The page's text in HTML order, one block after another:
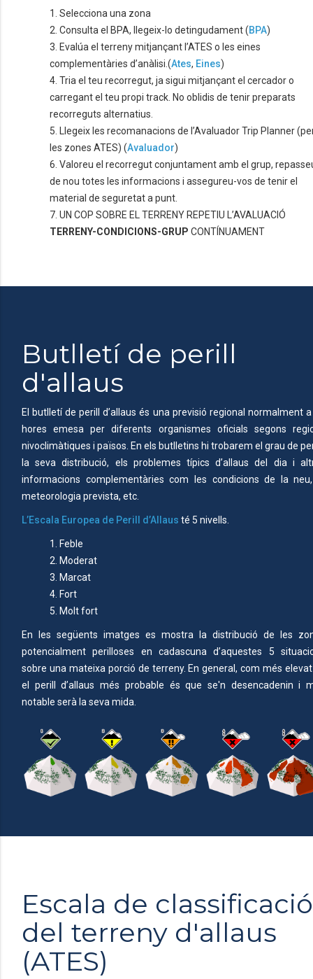
1. Selecciona una zona
2. Consulta el BPA, llegeix-lo detingudament (BPA)
3. Evalúa el terreny mitjançant l’ATES o les eines
complementàries d’anàlisi.(Ates, Eines)
4. Tria el teu recorregut, ja sigui mitjançant el cercador o
carregant el teu propi track. No oblidis de tenir preparats
recorreguts alternatius.
5. Llegeix les recomanacions de l’Avaluador Trip Planner
les zones ATES) (Avaluador)
6. Valoreu el recorregut conjuntament amb el grup,
de nou totes les informacions i assegureu-vos de tenir el
material de seguretat a punt.
7. UN COP SOBRE EL TERRENY REPETIU L’AVALUACIÓ
TERRENY-CONDICIONS-GRUP CONTÍNUAMENT
Butlletí de perill
d'allaus
El butlletí de perill d’allaus és una previsió regional normalment
hores emesa per diferents organismes oficials segons
nivoclimàtiques i països. En els butlletins hi trobarem el grau de
la seva distribució, els problemes típics d’allaus del dia i
informacions complementàries com les condicions de la
meteorologia prevista, etc.
L’Escala Europea de Perill d’Allaus té 5 nivells.
1. Feble
2. Moderat
3. Marcat
4. Fort
5. Molt fort
En les següents imatges es mostra la distribució de les
potencialment perilloses en cadascuna d’aquestes 5
sobre una mateixa porció de terreny. En general, com més
el perill d’allaus més probable és que se'n desencadenin i
notable serà la seva mida.
Escala de classificació
del terreny d'allaus
(ATES)